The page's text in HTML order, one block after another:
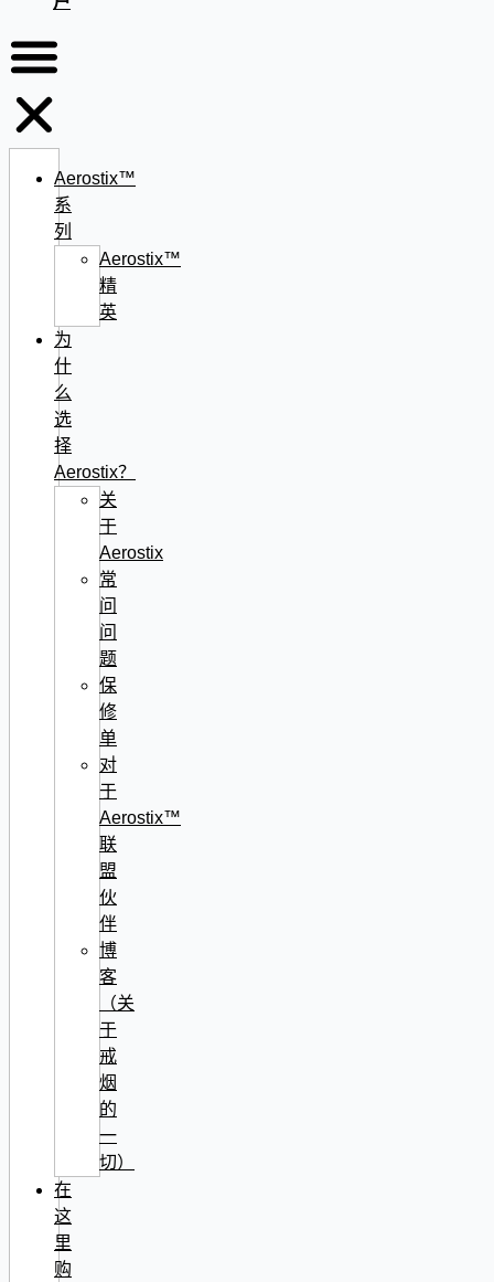
Aerostix™
系
列
Aerostix™
精
英
为
什
么
选
择
Aerostix？
关
于
Aerostix
常
问
问
题
保
修
单
对
于
Aerostix™
联
盟
伙
伴
博
客
（关
于
戒
烟
的
一
切）
在
这
里
购